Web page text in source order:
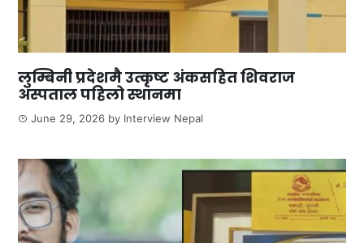
लुम्बिनी प्रदेशमै उत्कृष्ट अंकसहित शिवराज
अस्पताल पहिलो स्थानमा
June 29, 2026 by Interview Nepal